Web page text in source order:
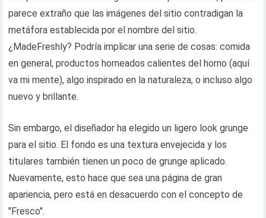
parece extraño que las imágenes del sitio contradigan la
metáfora establecida por el nombre del sitio.
¿MadeFreshly? Podría implicar una serie de cosas: comida
en general, productos horneados calientes del horno (aquí
va mi mente), algo inspirado en la naturaleza, o incluso algo
nuevo y brillante.
Sin embargo, el diseñador ha elegido un ligero look grunge
para el sitio. El fondo es una textura envejecida y los
titulares también tienen un poco de grunge aplicado.
Nuevamente, esto hace que sea una página de gran
apariencia, pero está en desacuerdo con el concepto de
"Fresco".